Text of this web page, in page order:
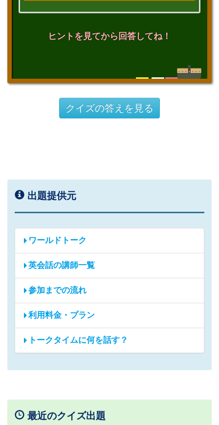
ヒントを見てから回答してね！
クイズの答えを見る
出題提供元
ワールドトーク
英会話の講師一覧
参加までの流れ
利用料金・プラン
トークタイムに何を話す？
最近のクイズ出題